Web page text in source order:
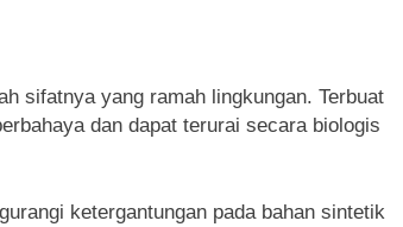
sifatnya yang ramah lingkungan. Terbuat
dan dapat terurai secara biologis
ketergantungan pada bahan sintetik